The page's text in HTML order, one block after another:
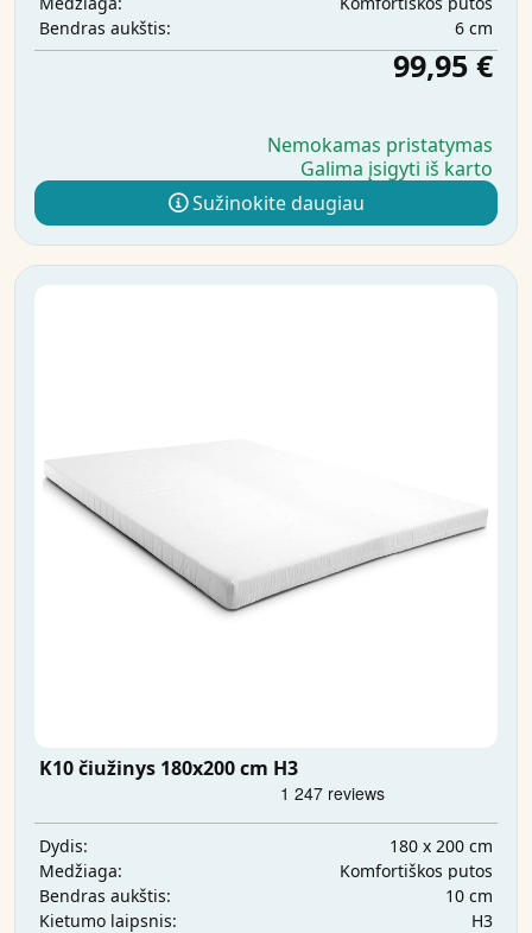
Bendras aukštis:
6 cm
99,95 €
Nemokamas pristatymas
Galima įsigyti iš karto
Sužinokite daugiau
K10 čiužinys 180x200 cm H3
Dydis:
180 x 200 cm
Medžiaga:
Komfortiškos putos
Bendras aukštis:
10 cm
Kietumo laipsnis:
H3